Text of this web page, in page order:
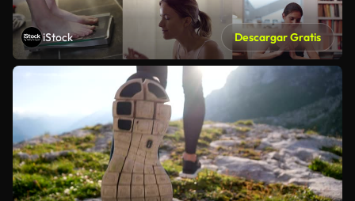
iStock Descargar Gratis